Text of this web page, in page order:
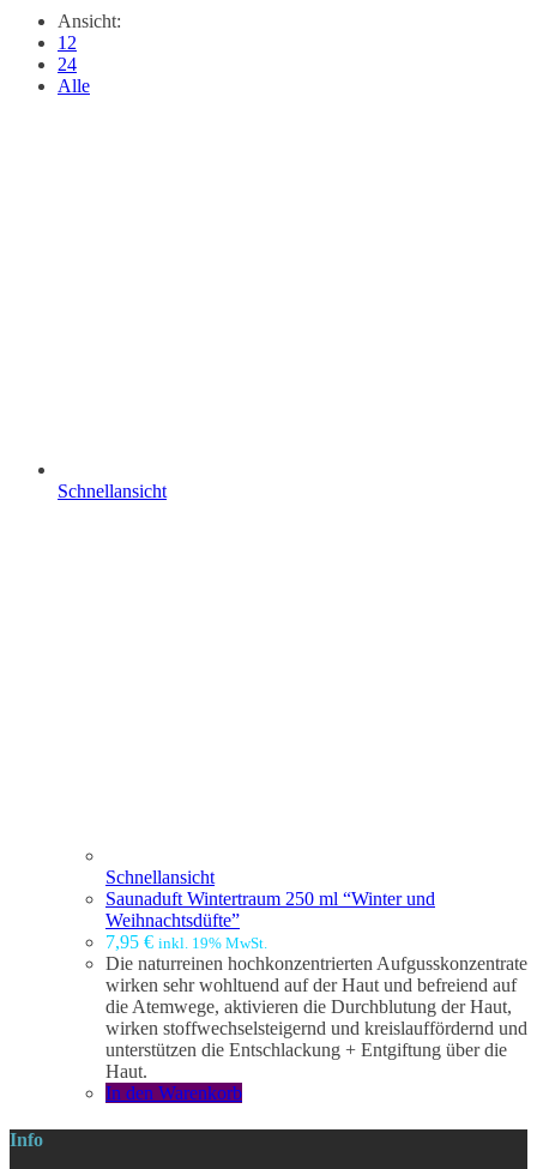
Ansicht:
12
24
Alle
Schnellansicht
Schnellansicht
Saunaduft Wintertraum 250 ml “Winter und
Weihnachtsdüfte”
7,95 € inkl. 19% MwSt.
Die naturreinen hochkonzentrierten Aufgusskonzentrate
wirken sehr wohltuend auf der Haut und befreiend auf
die Atemwege, aktivieren die Durchblutung der Haut,
wirken stoffwechselsteigernd und kreislauffördernd und
unterstützen die Entschlackung + Entgiftung über die
Haut.
In den Warenkorb
Info